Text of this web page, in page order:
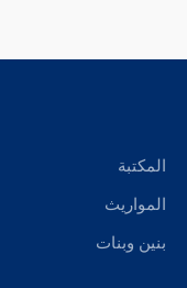
أن يدفع الثمن إلا بعد
المكتبة
المواريث
بنين وبنات